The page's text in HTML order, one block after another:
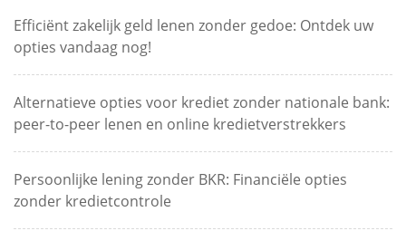
Efficiënt zakelijk geld lenen zonder gedoe: Ontdek uw
opties vandaag nog!
Alternatieve opties voor krediet zonder nationale bank:
peer-to-peer lenen en online kredietverstrekkers
Persoonlijke lening zonder BKR: Financiële opties
zonder kredietcontrole